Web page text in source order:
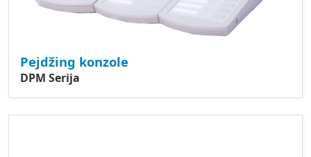
Pejdžing konzole
DPM Serija